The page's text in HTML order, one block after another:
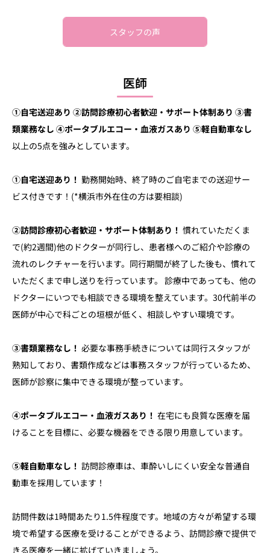
スタッフの声
医師
①自宅送迎あり ②訪問診療初心者歓迎・サポート体制あり ③書
類業務なし ④ポータブルエコー・血液ガスあり ⑤軽自動車なし
以上の5点を強みとしています。
①自宅送迎あり！ 勤務開始時、終了時のご自宅までの送迎サー
ビス付きです！(*横浜市外在住の方は要相談)
②訪問診療初心者歓迎・サポート体制あり！ 慣れていただくま
で(約2週間)他のドクターが同行し、患者様へのご紹介や診療の
流れのレクチャーを行います。同行期間が終了した後も、慣れて
いただくまで申し送りを行っています。 診療中であっても、他の
ドクターにいつでも相談できる環境を整えています。30代前半の
医師が中心で科ごとの垣根が低く、相談しやすい環境です。
➂書類業務なし！ 必要な事務手続きについては同行スタッフが
熟知しており、書類作成などは事務スタッフが行っているため、
医師が診察に集中できる環境が整っています。
④ポータブルエコー・血液ガスあり！ 在宅にも良質な医療を届
けることを目標に、必要な機器をできる限り用意しています。
⑤軽自動車なし！ 訪問診療車は、車酔いしにくい安全な普通自
動車を採用しています！
訪問件数は1時間あたり1.5件程度です。地域の方々が希望する環
境で希望する医療を受けることができるよう、訪問診療で提供で
きる医療を一緒に拡げていきましょう。